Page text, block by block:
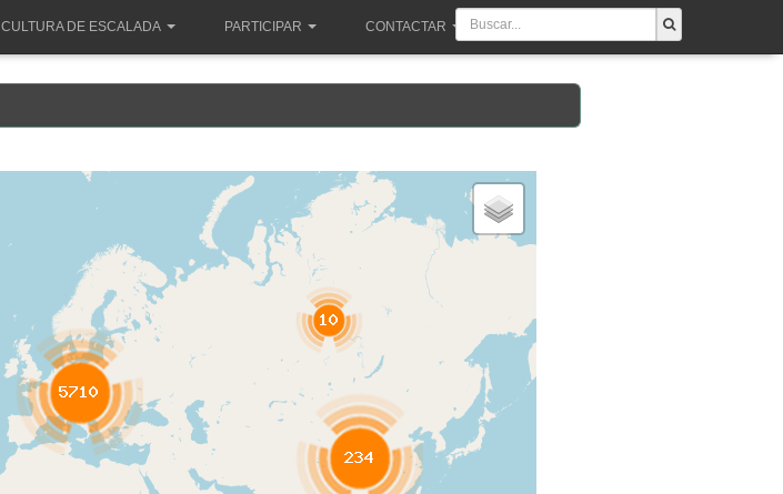
CULTURA DE ESCALADA PARTICIPAR CONTACTAR